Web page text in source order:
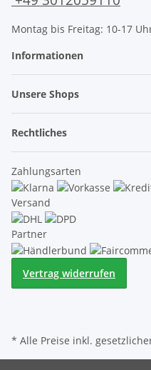
Montag bis Freitag: 10-17
Informationen
Unsere Shops
Rechtliches
Zahlungsarten
Versand
Partner
Vertrag widerrufen
* Alle Preise inkl.